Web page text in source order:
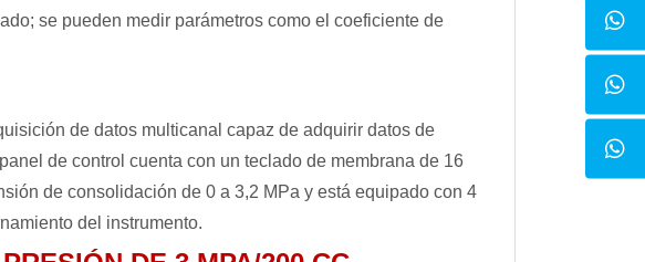
se pueden medir parámetros como el coeficiente de
de datos multicanal capaz de adquirir datos de
de control cuenta con un teclado de membrana de 16
de consolidación de 0 a 3,2 MPa y está equipado con 4
del instrumento.